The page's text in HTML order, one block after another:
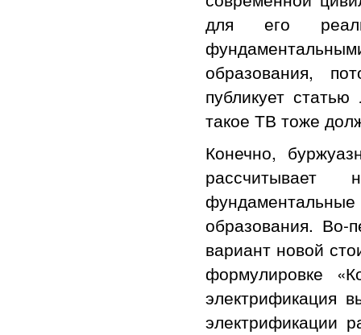
для его
образования,
публикует
такое ТВ тоже
Конечно,
образования. Во-
вариант новой
формулировке
электрификация
электрификации